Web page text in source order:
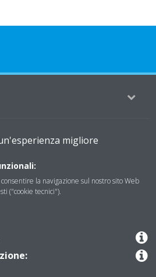
divulgazione delle vulnerabilità del
migliore
la navigazione sul nostro sito Web
("cookie tecnici").